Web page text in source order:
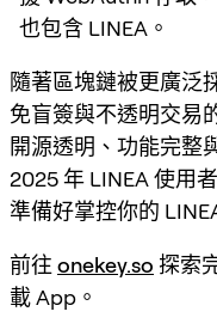
也包含 LINEA。
隨著區塊鏈被更廣泛
免盲簽與不透明交易
開源透明、功能完整
2025 年 LINEA 使用
準備好掌控你的
前往 onekey.so 探索
載 App。